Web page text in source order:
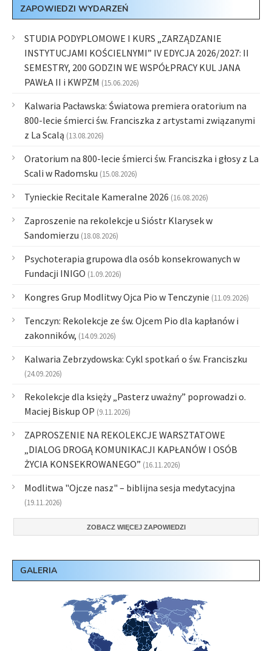
ZAPOWIEDZI WYDARZEŃ
STUDIA PODYPLOMOWE I KURS „ZARZĄDZANIE
INSTYTUCJAMI KOŚCIELNYMI” IV EDYCJA 2026/2027: II
SEMESTRY, 200 GODZIN WE WSPÓŁPRACY KUL JANA
PAWŁA II i KWPZM (15.06.2026)
Kalwaria Pacławska: Światowa premiera oratorium na
800-lecie śmierci św. Franciszka z artystami związanymi
z La Scalą (13.08.2026)
Oratorium na 800-lecie śmierci św. Franciszka i głosy z La
Scali w Radomsku (15.08.2026)
Tynieckie Recitale Kameralne 2026 (16.08.2026)
Zaproszenie na rekolekcje u Sióstr Klarysek w
Sandomierzu (18.08.2026)
Psychoterapia grupowa dla osób konsekrowanych w
Fundacji INIGO (1.09.2026)
Kongres Grup Modlitwy Ojca Pio w Tenczynie (11.09.2026)
Tenczyn: Rekolekcje ze św. Ojcem Pio dla kapłanów i
zakonników, (14.09.2026)
Kalwaria Zebrzydowska: Cykl spotkań o św. Franciszku
(24.09.2026)
Rekolekcje dla księży „Pasterz uważny” poprowadzi o.
Maciej Biskup OP (9.11.2026)
ZAPROSZENIE NA REKOLEKCJE WARSZTATOWE
„DIALOG DROGĄ KOMUNIKACJI KAPŁANÓW I OSÓB
ŻYCIA KONSEKROWANEGO” (16.11.2026)
Modlitwa "Ojcze nasz" – biblijna sesja medytacyjna
(19.11.2026)
ZOBACZ WIĘCEJ ZAPOWIEDZI
GALERIA